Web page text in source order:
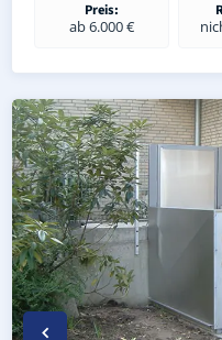
Preis:
ab 6.000 €
Wetterfester
Rollstuhl-Plattformlift in